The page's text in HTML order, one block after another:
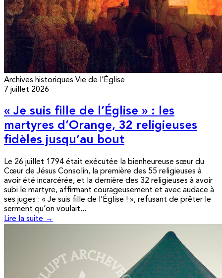
Archives historiques Vie de l’Église
7 juillet 2026
« Je suis fille de l’Église » : les
martyres d’Orange, 32 religieuses
fidèles jusqu’au bout
Le 26 juillet 1794 était exécutée la bienheureuse sœur du
Cœur de Jésus Consolin, la première des 55 religieuses à
avoir été incarcérée, et la dernière des 32 religieuses à avoir
subi le martyre, affirmant courageusement et avec audace à
ses juges : « Je suis fille de l’Église ! », refusant de prêter le
serment qu’on voulait...
Lire la suite →